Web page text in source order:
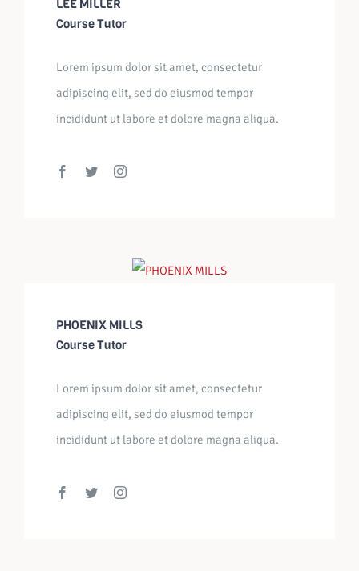
LEE MILLER
Course Tutor
Lorem ipsum dolor sit amet, consectetur
adipiscing elit, sed do eiusmod tempor
incididunt ut labore et dolore magna aliqua.
PHOENIX MILLS
Course Tutor
Lorem ipsum dolor sit amet, consectetur
adipiscing elit, sed do eiusmod tempor
incididunt ut labore et dolore magna aliqua.